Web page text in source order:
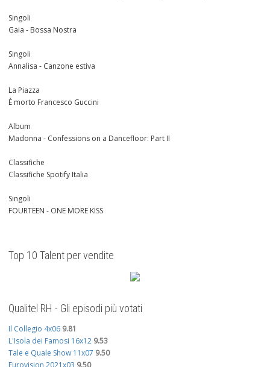
Singoli
Gaia - Bossa Nostra
Singoli
Annalisa - Canzone estiva
La Piazza
È morto Francesco Guccini
Album
Madonna - Confessions on a Dancefloor: Part II
Classifiche
Classifiche Spotify Italia
Singoli
FOURTEEN - ONE MORE KISS
Top 10 Talent per vendite
Qualitel RH - Gli episodi più votati
Il Collegio 4x06 9.81
L'Isola dei Famosi 16x12 9.53
Tale e Quale Show 11x07 9.50